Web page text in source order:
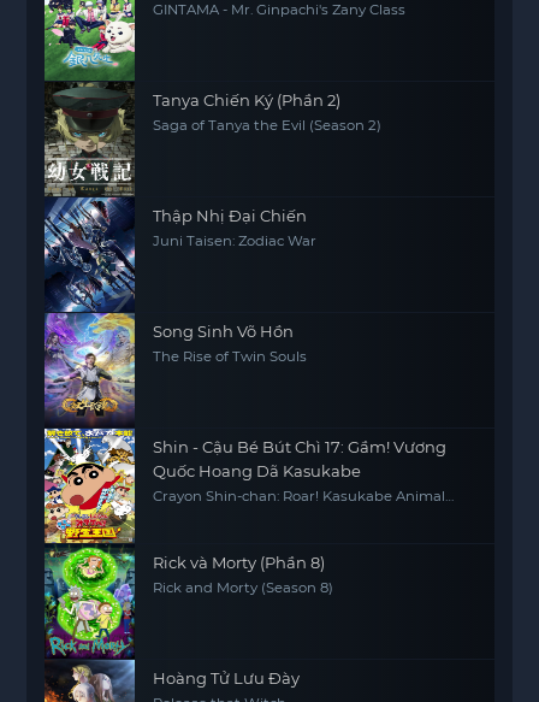
GINTAMA - Mr. Ginpachi's Zany Class
Tanya Chiến Ký (Phần 2)
Saga of Tanya the Evil (Season 2)
Thập Nhị Đại Chiến
Juni Taisen: Zodiac War
Song Sinh Võ Hồn
The Rise of Twin Souls
Shin - Cậu Bé Bút Chì 17: Gầm! Vương
Quốc Hoang Dã Kasukabe
Crayon Shin-chan: Roar! Kasukabe Animal
Rick và Morty (Phần 8)
Rick and Morty (Season 8)
Hoàng Tử Lưu Đày